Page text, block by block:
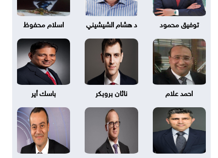
توفيق محمود د هشام الشيشيني اسلام محفوظ
احمد علام ناثان بروبكر باسك أير